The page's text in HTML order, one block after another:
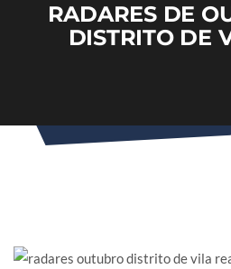
RADARES DE
DISTRITO DE